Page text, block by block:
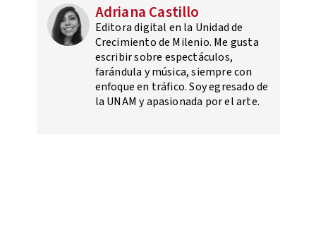
Adriana Castillo
Editora digital en la Unidad de
Crecimiento de Milenio. Me gusta
escribir sobre espectáculos,
farándula y música, siempre con
enfoque en tráfico. Soy egresado de
la UNAM y apasionada por el arte.